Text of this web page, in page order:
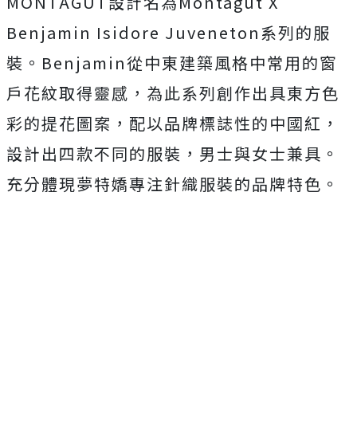
Benjamin Isidore Juveneton系列的服
裝。Benjamin從中東建築風格中常用的窗
戶花紋取得靈感，為此系列創作出具東方色
彩的提花圖案，配以品牌標誌性的中國紅，
設計出四款不同的服裝，男士與女士兼具。
充分體現夢特嬌專注針織服裝的品牌特色。